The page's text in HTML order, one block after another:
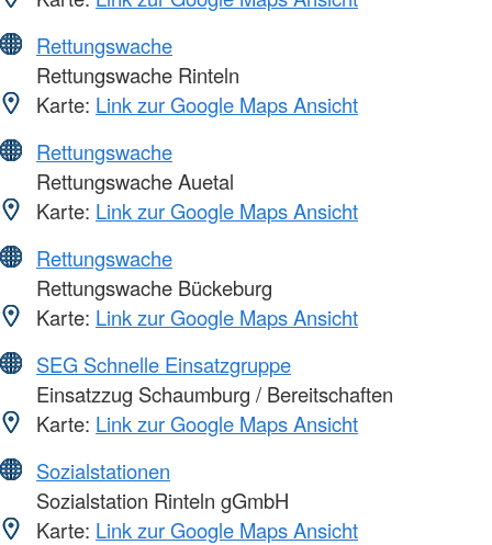
Rettungswache
Rettungswache Rinteln
Karte: Link zur Google Maps Ansicht
Rettungswache
Rettungswache Auetal
Karte: Link zur Google Maps Ansicht
Rettungswache
Rettungswache Bückeburg
Karte: Link zur Google Maps Ansicht
SEG Schnelle Einsatzgruppe
Einsatzzug Schaumburg / Bereitschaften
Karte: Link zur Google Maps Ansicht
Sozialstationen
Sozialstation Rinteln gGmbH
Karte: Link zur Google Maps Ansicht